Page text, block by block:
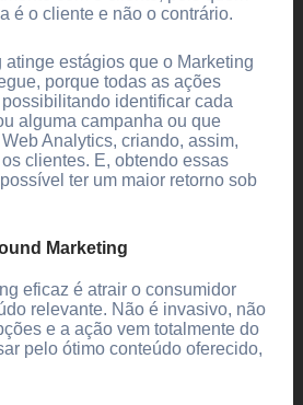
é o cliente e não o contrário.
atinge estágios que o Marketing
porque todas as ações
identificar cada
alguma campanha ou que
Analytics, criando, assim,
clientes. E, obtendo essas
ter um maior retorno sob
Marketing
eficaz é atrair o consumidor
relevante. Não é invasivo, não
e a ação vem totalmente do
pelo ótimo conteúdo oferecido,